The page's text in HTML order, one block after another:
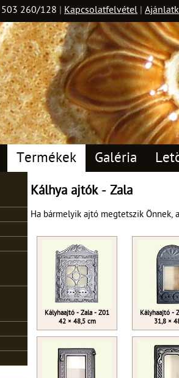
503 260/128 Kapcsolatfelvétel
Termékek Galéria
Kálhya ajtók - Zala
Ha bármelyik ajtó megtetszik Önnek,
Kályhaajtó - Zala - Z01
42 × 48,5 cm
Kályhaajtó -
31,8 ×